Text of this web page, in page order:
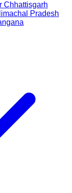
Chhattisgarh
Pradesh